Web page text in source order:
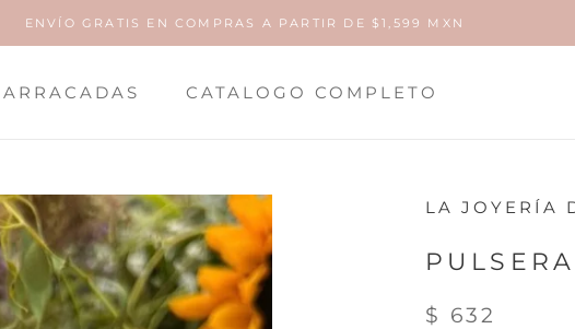
ENVÍO GRATIS EN COMPRAS A PARTIR DE $1,599 MXN
ARRACADAS
CATALOGO COMPLETO
LA JOYERÍA
$ 632